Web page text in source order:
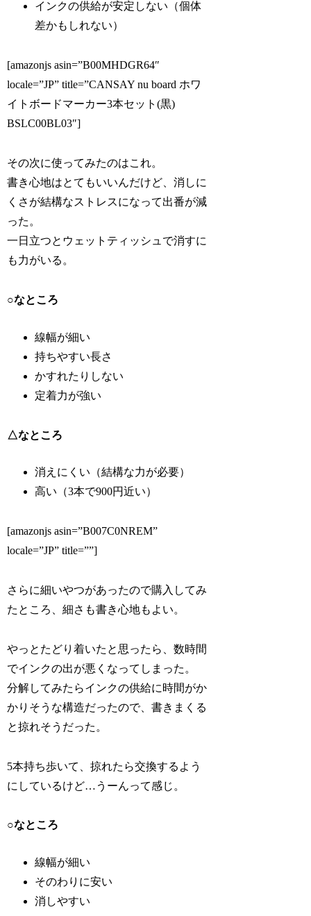
インクの供給が安定しない（個体
差かもしれない）
[amazonjs asin=”B00MHDGR64″
locale=”JP” title=”CANSAY nu board ホワ
イトボードマーカー3本セット(黒)
BSLC00BL03″]
その次に使ってみたのはこれ。
書き心地はとてもいいんだけど、消しに
くさが結構なストレスになって出番が減
った。
一日立つとウェットティッシュで消すに
も力がいる。
○なところ
線幅が細い
持ちやすい長さ
かすれたりしない
定着力が強い
△なところ
消えにくい（結構な力が必要）
高い（3本で900円近い）
[amazonjs asin=”B007C0NREM”
locale=”JP” title=””]
さらに細いやつがあったので購入してみ
たところ、細さも書き心地もよい。
やっとたどり着いたと思ったら、数時間
でインクの出が悪くなってしまった。
分解してみたらインクの供給に時間がか
かりそうな構造だったので、書きまくる
と掠れそうだった。
5本持ち歩いて、掠れたら交換するよう
にしているけど…うーんって感じ。
○なところ
線幅が細い
そのわりに安い
消しやすい